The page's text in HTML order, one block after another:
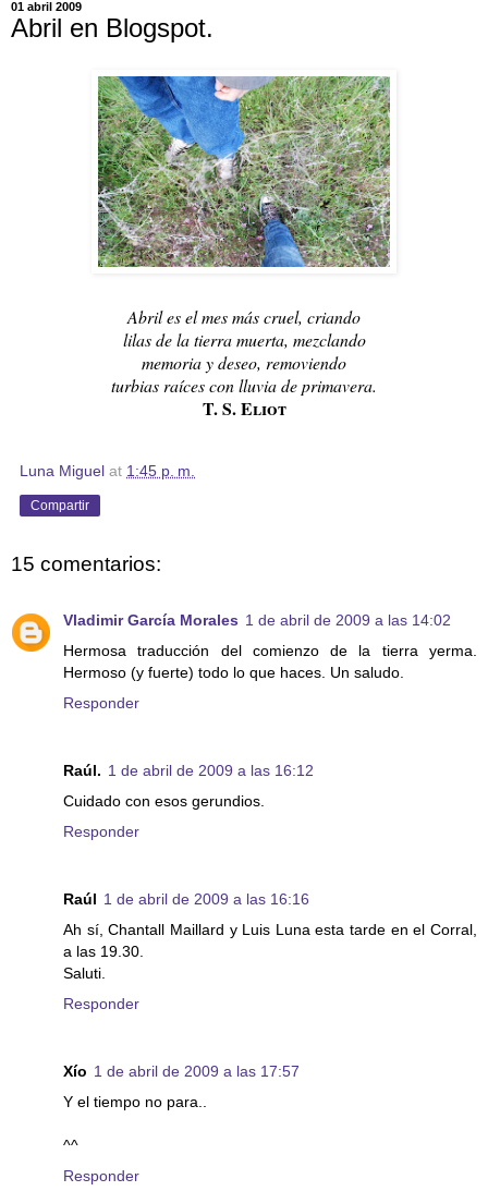
01 abril 2009
Abril en Blogspot.
Abril es el mes más cruel, criando
lilas de la tierra muerta, mezclando
memoria y deseo, removiendo
turbias raíces con lluvia de primavera.
T. S. Eliot
Luna Miguel at 1:45 p. m.
Compartir
15 comentarios:
Vladimir García Morales 1 de abril de 2009 a las 14:02
Hermosa traducción del comienzo de la tierra yerma.
Hermoso (y fuerte) todo lo que haces. Un saludo.
Responder
Raúl. 1 de abril de 2009 a las 16:12
Cuidado con esos gerundios.
Responder
Raúl 1 de abril de 2009 a las 16:16
Ah sí, Chantall Maillard y Luis Luna esta tarde en el Corral,
a las 19.30.
Saluti.
Responder
Xío 1 de abril de 2009 a las 17:57
Y el tiempo no para..
^^
Responder